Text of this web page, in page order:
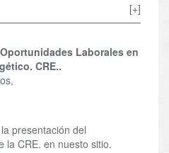
[+]
Laborales en
CRE..
presentación del
la CRE. en nuesto sitio.